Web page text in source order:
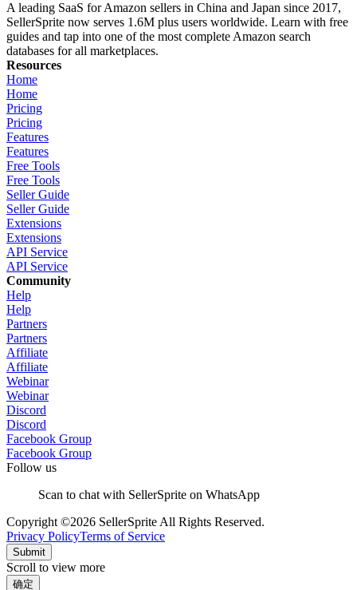
A leading SaaS for Amazon sellers in China and Japan since 2017,
SellerSprite now serves 1.6M plus users worldwide. Learn with free
guides and tap into one of the most complete Amazon search
databases for all marketplaces.
Resources
Home
Home
Pricing
Pricing
Features
Features
Free Tools
Free Tools
Seller Guide
Seller Guide
Extensions
Extensions
API Service
API Service
Community
Help
Help
Partners
Partners
Affiliate
Affiliate
Webinar
Webinar
Discord
Discord
Facebook Group
Facebook Group
Follow us
Scan to chat with SellerSprite on WhatsApp
Copyright ©2026 SellerSprite All Rights Reserved.
Privacy PolicyTerms of Service
Submit
Scroll to view more
确定